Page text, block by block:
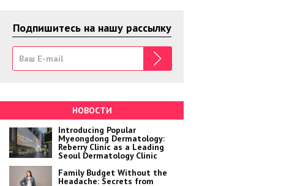
Подпишитесь на нашу рассылку
НОВОСТИ
Introducing Popular
Myeongdong Dermatology:
Reberry Clinic as a Leading
Seoul Dermatology Clinic
Family Budget Without the
Headache: Secrets from